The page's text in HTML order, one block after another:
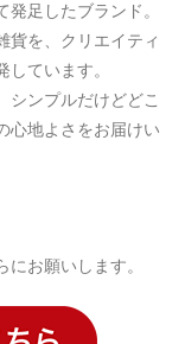
足したブランド。
貨を、クリエイティ
ています。
シンプルだけどどこ
心地よさをお届けい
お願いします。